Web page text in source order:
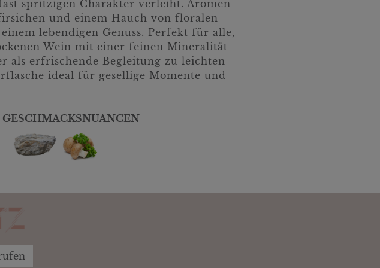
spritzigen Charakter verleiht. Aromen
und einem Hauch von floralen
lebendigen Genuss. Perfekt für alle,
Wein mit einer feinen Mineralität
als erfrischende Begleitung zu leichten
ideal für gesellige Momente und
GESCHMACKSNUANCEN